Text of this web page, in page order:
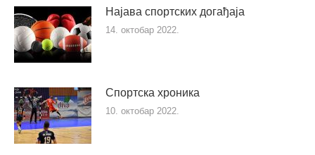
Најава спортских догађаја
14. октобар 2022.
Спортска хроника
10. октобар 2022.